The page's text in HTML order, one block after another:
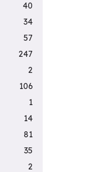
40
34
57
247
2
106
1
14
81
35
2